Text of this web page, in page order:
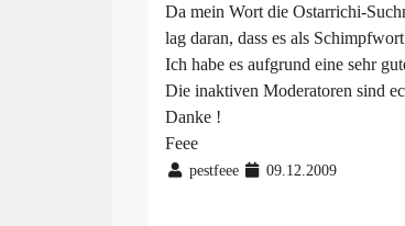
Da mein Wort die Ostarrichi-
lag daran, dass es als
Ich habe es aufgrund eine sehr
Die inaktiven Moderatoren sind
Danke !
Feee
pestfeee 09.12.2009